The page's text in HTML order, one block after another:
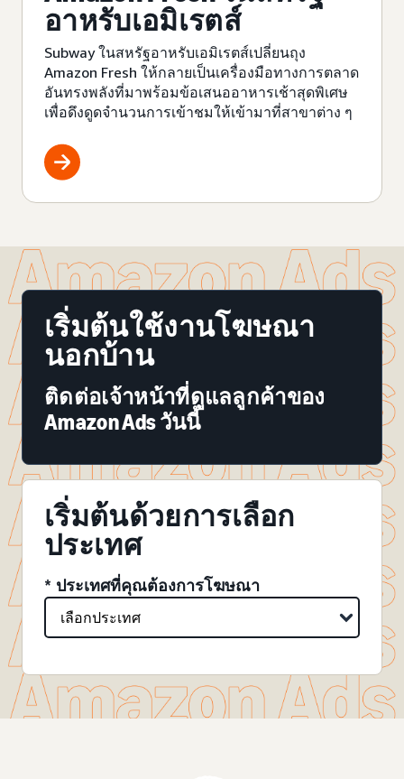
อาหรับเอมิเรตส์
Subway ในสหรัฐอาหรับเอมิเรตส์เปลี่ยนถุง
Amazon Fresh ให้กลายเป็นเครื่องมือทางการตลาด
อันทรงพลังที่มาพร้อมข้อเสนออาหารเช้าสุดพิเศษ
เพื่อดึงดูดจำนวนการเข้าชมให้เข้ามาที่สาขาต่าง ๆ
เริ่มต้นใช้งานโฆษณา
นอกบ้าน
ติดต่อเจ้าหน้าที่ดูแลลูกค้าของ
Amazon Ads วันนี้
เริ่มต้นด้วยการเลือก
ประเทศ
* ประเทศที่คุณต้องการโฆษณา